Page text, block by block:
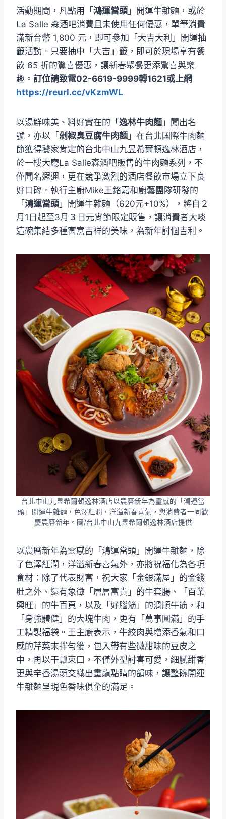
活動期間，凡點用「 鴻運當頭 」開運牛雜麵，或於
La Salle 森酒吧消費且未使用任何優惠，單筆消費
滿新台幣 1,800 元，即可參加「大吉大利」開運抽
籤活動。只要抽中「大吉」籤，即可於現場享有餐
飲 65 折的驚喜優惠，讓新春聚餐更添驚喜與樂
趣。 訂位請致電02-6619-9999轉1621或上網
https://reurl.cc/vKzmWL
以湯鮮味美、料好實在的「 逸林牛肉麵」闖出名
號，亦以「 剁椒臭豆腐牛肉麵」在台北國際牛肉麵
節獲得饕家肯定的台北中山九昱希爾頓逸林酒店，
於一樓大廳La Salle森酒吧販售的牛肉麵系列，不
僅聞名遐邇，更在競爭激烈的酒店餐飲市場立下良
好口碑。執行主廚Mike王銘嘉和廚藝團隊研發的
「 鴻運當頭 」開運牛雜麵（620元+10%），將自２
月1日起至3月３日元宵節限定販售，讓消費者大啖
這碗集結多種寓意吉祥的美味，為新年討個吉利。
台北中山九昱希爾頓逸林酒店以農曆新年為靈感的「鴻運當
頭」開運牛雜麵，色澤紅潤，洋溢新春喜氣，與消費者一同歡
慶農曆新年。圖/台北中山九昱希爾頓逸林酒店提供
以農曆新年為靈感的「鴻運當頭」開運牛雜麵，除
了色澤紅潤，洋溢新春喜氣外，亦將祝福化為各項
食材：除了代表財富，祝大家「金銀滿屋」的金錢
肚之外、還有象徵「層層富貴」的牛套腸、「百業
興旺」的牛百頁，以及「好腦筋」的滑順牛筋，和
「身強體健」的大塊牛肉，更有「萬事圓滿」的手
工精製福袋。王主廚表示，牛絞肉與增添香氣和口
感的芹菜末拌勻後，包入帶有些微甜味的豆皮之
中，再以干瓢束口，不僅外型討喜可愛，細膩甜香
更與辛香湯頭交織出畫龍點睛的韻味，讓整碗開運
牛雜麵呈現色香味俱全的滿足。